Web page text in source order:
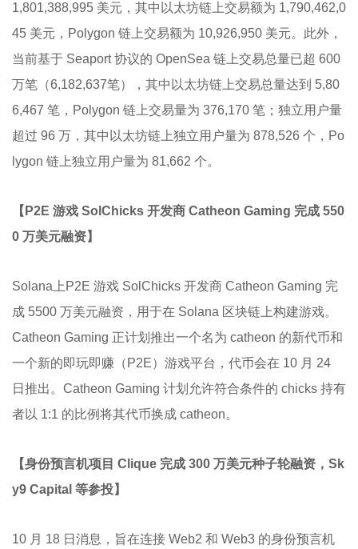
1,801,388,995 美元，其中以太坊链上交易额为 1,790,462,0
45 美元，Polygon 链上交易额为 10,926,950 美元。此外，
当前基于 Seaport 协议的 OpenSea 链上交易总量已超 600
万笔（6,182,637笔），其中以太坊链上交易总量达到 5,80
6,467 笔，Polygon 链上交易量为 376,170 笔；独立用户量
超过 96 万，其中以太坊链上独立用户量为 878,526 个，Po
lygon 链上独立用户量为 81,662 个。
【P2E 游戏 SolChicks 开发商 Catheon Gaming 完成 550
0 万美元融资】
Solana上P2E 游戏 SolChicks 开发商 Catheon Gaming 完
成 5500 万美元融资，用于在 Solana 区块链上构建游戏。
Catheon Gaming 正计划推出一个名为 catheon 的新代币和
一个新的即玩即赚（P2E）游戏平台，代币会在 10 月 24
日推出。Catheon Gaming 计划允许符合条件的 chicks 持有
者以 1:1 的比例将其代币换成 catheon。
【身份预言机项目 Clique 完成 300 万美元种子轮融资，Sk
y9 Capital 等参投】
10 月 18 日消息，旨在连接 Web2 和 Web3 的身份预言机